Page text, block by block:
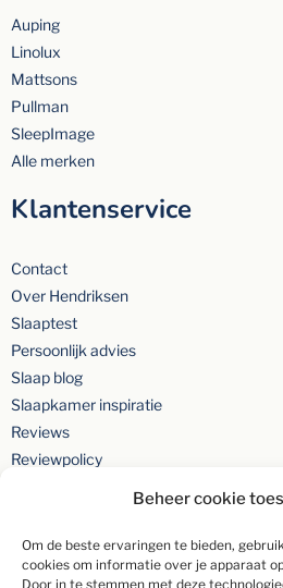
Beheer cookie
Om de beste ervaringen te bieden,
cookies om informatie over je apparaat
Door in te stemmen met deze
Auping
Linolux
Mattsons
Pullman
SleepImage
Alle merken
Klantenservice
Contact
Over Hendriksen
Slaaptest
Persoonlijk advies
Slaap blog
Slaapkamer inspiratie
Reviews
Reviewpolicy